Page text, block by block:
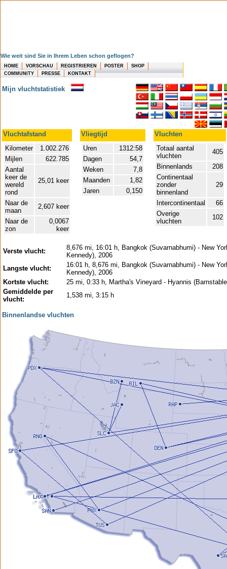
Wie weit sind Sie in Ihrem Leben schon geflogen?
HOME VORSCHAU REGISTRIEREN POSTER
SHOP
COMMUNITY
PRESSE KONTAKT
Mijn vluchtstatistiek
Vluchtafstand Vliegtijd
Vluchten
Kilometer
1.002.276
Mijlen
622.785
Aantal
keer de
wereld
rond
25,01 keer
Naar de
maan
2,607 keer
Naar de
zon
0,0067
keer
Uren
1312:58
Dagen
54,7
Weken
7,8
Maanden
1,82
Jaren
0,150
Totaal aantal
vluchten
405
Binnenlands
208
Continentaal
zonder
binnenland
29
Intercontinentaal
66
Overige
vluchten
102
Verste vlucht:
8,676 mi, 16:01 h, Bangkok (Suvarnabhumi) - New
Kennedy), 2006
Langste vlucht:
16:01 h, 8,676 mi, Bangkok (Suvarnabhumi) - New
Kennedy), 2006
Kortste vlucht:
25 mi, 0:33 h, Martha's Vineyard - Hyannis
Gemiddelde per
vlucht:
1,538 mi, 3:15 h
Binnenlandse vluchten